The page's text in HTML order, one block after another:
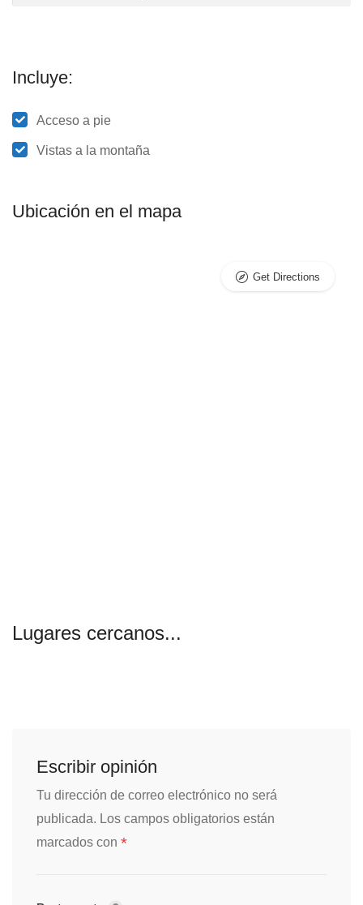
Incluye:
Acceso a pie
Vistas a la montaña
Ubicación en el mapa
Get Directions
Lugares cercanos...
Escribir opinión
Tu dirección de correo electrónico no será
publicada. Los campos obligatorios están
marcados con *